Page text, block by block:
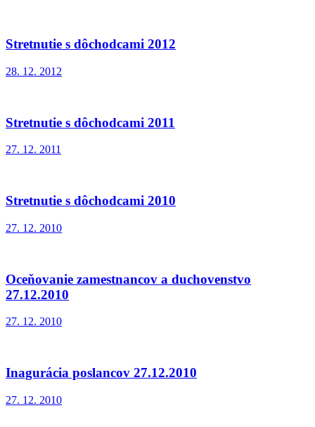
Stretnutie s dôchodcami 2012
28. 12. 2012
Stretnutie s dôchodcami 2011
27. 12. 2011
Stretnutie s dôchodcami 2010
27. 12. 2010
Oceňovanie zamestnancov a duchovenstvo
27.12.2010
27. 12. 2010
Inagurácia poslancov 27.12.2010
27. 12. 2010